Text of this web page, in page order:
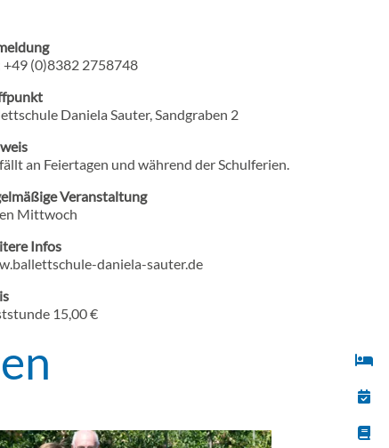
+49 (0)8382 2758748
Daniela Sauter, Sandgraben 2
an Feiertagen und während der Schulferien.
Veranstaltung
Mittwoch
Infos
daniela-sauter.de
15,00 €